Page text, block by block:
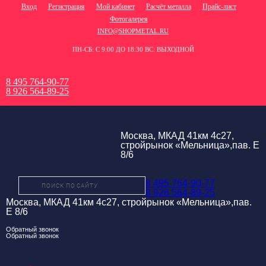
Вход Регистрация Мой кабинет Расчёт металла
Прайс-лист
Фотогалерея
INFO@SHOPMETAL.RU
ПН-СБ: С 9:00 ДО 18:30 ВС: ВЫХОДНОЙ
8 495 764-90-77
8 926 564-89-25
Москва, МКАД 41км 4с27,
стройрынок «Мельница»,пав. Е
8/6
8 495 764-90-77
8 926 564-89-25
Москва, МКАД 41км 4с27, стройрынок «Мельница»,пав.
Е 8/6
Обратный звонок
Обратный звонок